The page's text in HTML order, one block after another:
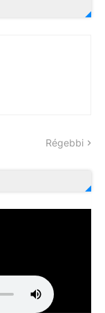
Régebbi